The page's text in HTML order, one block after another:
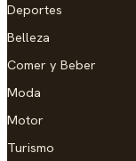
Deportes
Belleza
Comer y Beber
Moda
Motor
Turismo